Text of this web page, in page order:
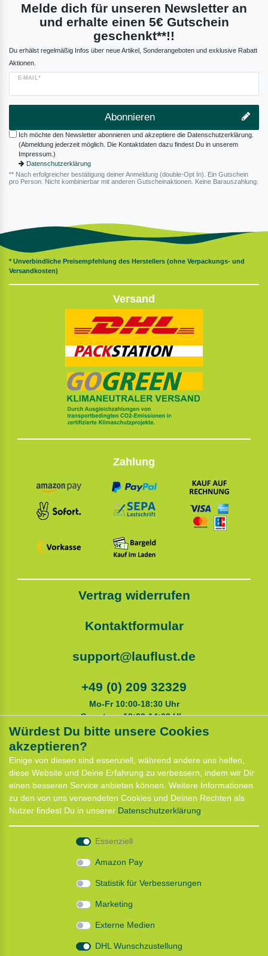
Melde dich für unseren Newsletter an
und erhalte einen 5€ Gutschein
geschenkt**!!
Du erhälst regelmäßig Infos über neue Artikel, Sonderangeboten und exklusive Rabatt
Aktionen.
E-MAIL*
Abonnieren
Ich möchte den Newsletter abonnieren und akzeptiere die Datenschutzerklärung.
(Abmeldung jederzeit möglich. Die Kontaktdaten dazu findest Du in unserem
Impressum.)
Datenschutzerklärung
** Nach erfolgreicher bestätigung deiner Anmeldung (double-Opt In). Ein Gutschein
pro Person. Nicht kombinierbar mit anderen Gutscheinaktionen. Keine Barauszahlung.
* Unverbindliche Preisempfehlung des Herstellers (ohne Verpackungs- und
Versandkosten)
Versand
Zahlung
Vertrag widerrufen
Kontaktformular
support@lauflust.de
+49 (0) 209 32329
Mo-Fr 10:00-18:30 Uhr
Samstags 10:00-14:00 Uhr
Anfahrt
Kontaktformular
Termin für Hundeberatung
CaniX Seminare
Lauf Seminar
Laufen mit Lauflust
Batterieentsorgung
Daten­schutz­erklärung
AGB
Würdest Du bitte unsere Cookies
akzeptieren?
Einige von diesen sind essenziell, während andere uns helfen,
diese Website und Deine Erfahrung zu verbessern, indem wir Dir
einen besseren Service anbieten können. Weitere Informationen
zu den von uns verwendeten Cookies und Deinen Rechten als
Nutzer findest Du in unserer Daten­schutz­erklärung
Essenziell
Amazon Pay
Statistik für Verbesserungen
Marketing
Externe Medien
DHL Wunschzustellung